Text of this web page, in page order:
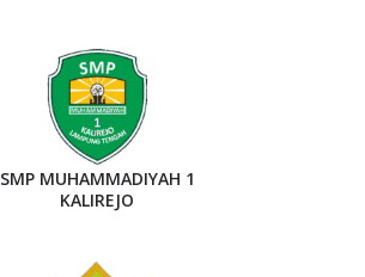
SMP MUHAMMADIYAH 1
KALIREJO